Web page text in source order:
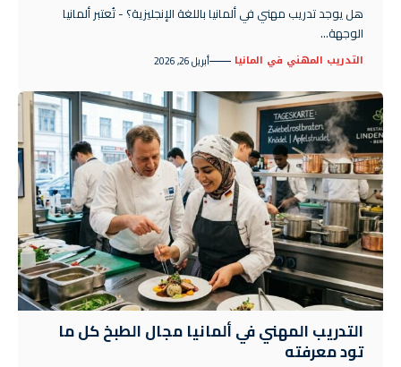
هل يوجد تدريب مهني في ألمانيا باللغة الإنجليزية؟ - تُعتبر ألمانيا
الوجهة…
التدريب المهني في المانيا أبريل 26, 2026
التدريب المهني في ألمانيا مجال الطبخ كل ما
تود معرفته